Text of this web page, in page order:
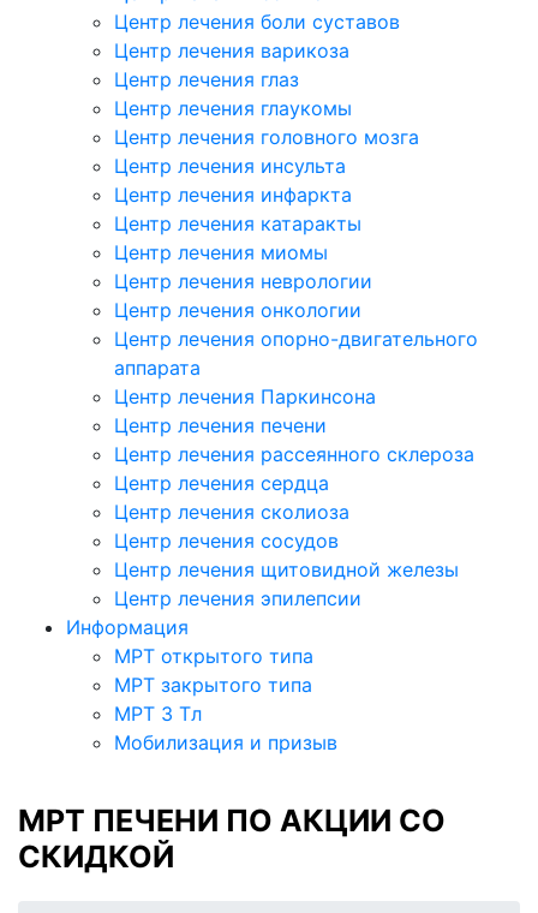
Центр лечения боли суставов
Центр лечения варикоза
Центр лечения глаз
Центр лечения глаукомы
Центр лечения головного мозга
Центр лечения инсульта
Центр лечения инфаркта
Центр лечения катаракты
Центр лечения миомы
Центр лечения неврологии
Центр лечения онкологии
Центр лечения опорно-двигательного
аппарата
Центр лечения Паркинсона
Центр лечения печени
Центр лечения рассеянного склероза
Центр лечения сердца
Центр лечения сколиоза
Центр лечения сосудов
Центр лечения щитовидной железы
Центр лечения эпилепсии
Информация
МРТ открытого типа
МРТ закрытого типа
МРТ 3 Тл
Мобилизация и призыв
МРТ ПЕЧЕНИ ПО АКЦИИ СО
СКИДКОЙ